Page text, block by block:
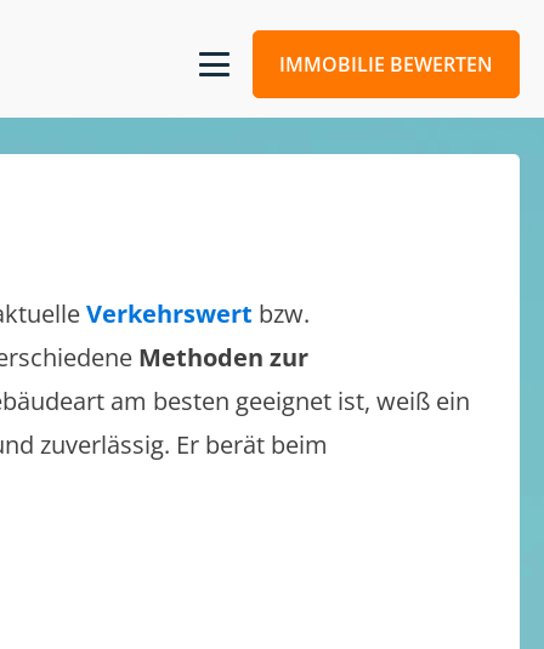
IMMOBILIE BEWERTEN
Verkehrswert bzw.
Methoden zur
am besten geeignet ist, weiß ein
zuverlässig. Er berät beim